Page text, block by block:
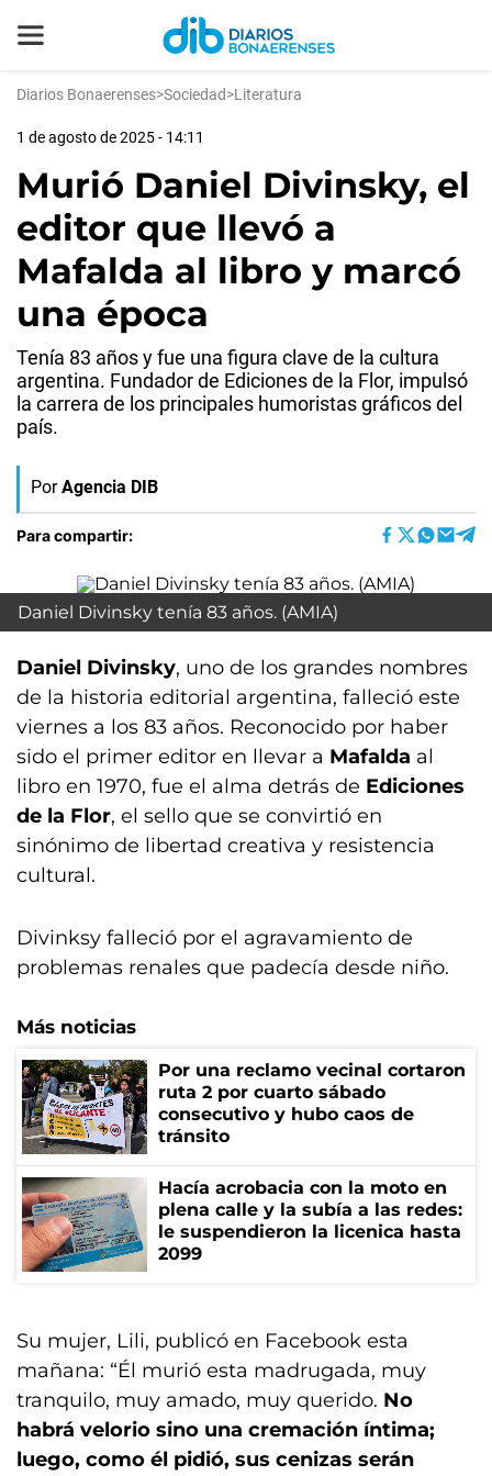
Diarios Bonaerenses>Sociedad>Literatura
1 de agosto de 2025 - 14:11
Murió Daniel Divinsky, el
editor que llevó a
Mafalda al libro y marcó
una época
Tenía 83 años y fue una figura clave de la cultura
argentina. Fundador de Ediciones de la Flor, impulsó
la carrera de los principales humoristas gráficos del
país.
Por Agencia DIB
Para compartir:
Daniel Divinsky tenía 83 años. (AMIA)
Daniel Divinsky, uno de los grandes nombres
de la historia editorial argentina, falleció este
viernes a los 83 años. Reconocido por haber
sido el primer editor en llevar a Mafalda al
libro en 1970, fue el alma detrás de Ediciones
de la Flor, el sello que se convirtió en
sinónimo de libertad creativa y resistencia
cultural.
Divinksy falleció por el agravamiento de
problemas renales que padecía desde niño.
Más noticias
Por una reclamo vecinal cortaron
ruta 2 por cuarto sábado
consecutivo y hubo caos de
tránsito
Hacía acrobacia con la moto en
plena calle y la subía a las redes:
le suspendieron la licenica hasta
2099
Su mujer, Lili, publicó en Facebook esta
mañana: “Él murió esta madrugada, muy
tranquilo, muy amado, muy querido. No
habrá velorio sino una cremación íntima;
luego, como él pidió, sus cenizas serán